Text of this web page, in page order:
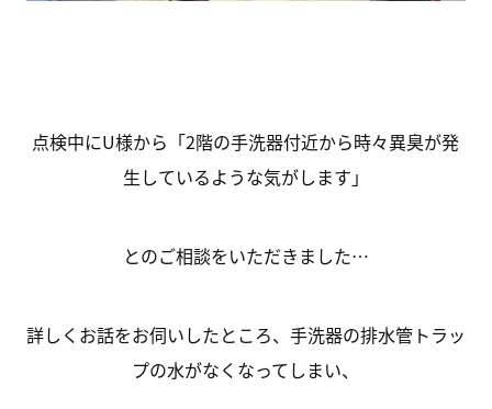
点検中にU様から「2階の手洗器付近から時々異臭が発
生しているような気がします」
とのご相談をいただきました…
詳しくお話をお伺いしたところ、手洗器の排水管トラッ
プの水がなくなってしまい、